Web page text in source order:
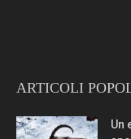
ARTICOLI
Un